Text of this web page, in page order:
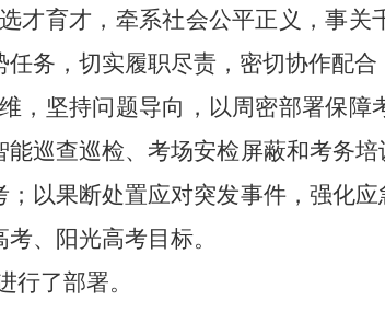
才育才，牵系社会公平正义，事
务，切实履职尽责，密切协作配合
，坚持问题导向，以周密部署保
巡查巡检、考场安检屏蔽和考务
以果断处置应对突发事件，强化
、阳光高考目标。
行了部署。